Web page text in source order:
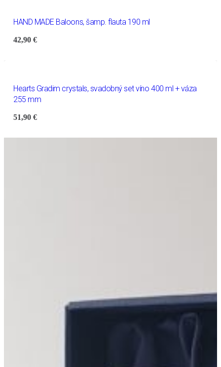
HAND MADE Baloons, šamp. flauta 190 ml
42,90€
Hearts Gradim crystals, svadobný set víno 400 ml + váza
255 mm
51,90€